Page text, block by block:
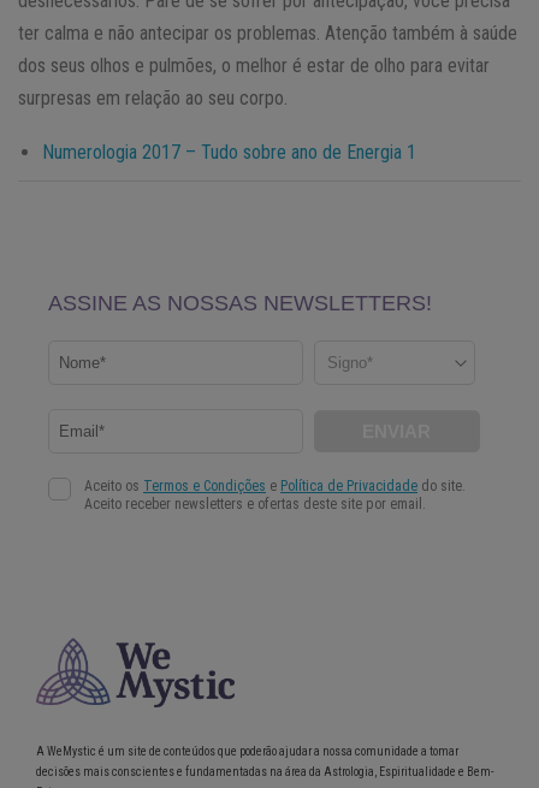
ter calma e não antecipar os problemas. Atenção também à saúde
dos seus olhos e pulmões, o melhor é estar de olho para evitar
surpresas em relação ao seu corpo.
Numerologia 2017 – Tudo sobre ano de Energia 1
A WeMystic é um site de conteúdos que poderão ajudar a nossa comunidade a tomar
decisões mais conscientes e fundamentadas na área da Astrologia, Espiritualidade e Bem-